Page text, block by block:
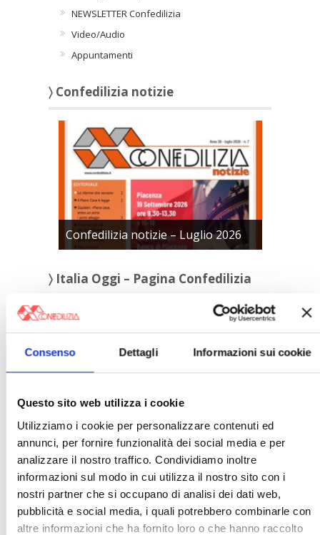
Consenso Dettagli Informazioni sui cookie
Questo sito web utilizza i cookie
Utilizziamo i cookie per personalizzare contenuti ed
annunci, per fornire funzionalità dei social media e per
analizzare il nostro traffico. Condividiamo inoltre
informazioni sul modo in cui utilizza il nostro sito con i
nostri partner che si occupano di analisi dei dati web,
pubblicità e social media, i quali potrebbero combinarle con
altre informazioni che ha fornito loro o che hanno raccolto
NEWSLETTER Confedilizia
Video/Audio
Appuntamenti
〉 Confedilizia notizie
Confedilizia notizie – Luglio 2026
〉 Italia Oggi – Pagina Confedilizia
Italia Oggi – Luglio 2026
〉 Rubriche